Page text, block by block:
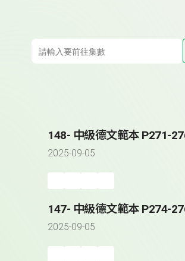
148- 中級德文範本 P271-
2025-09-05
147- 中級德文範本 P274-
2025-09-05